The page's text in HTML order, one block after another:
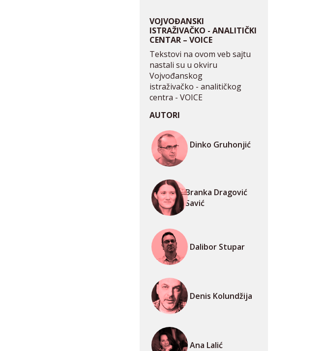
VOJVOĐANSKI
ISTRAŽIVAČKO - ANALITIČKI
CENTAR – VOICE
Tekstovi na ovom veb sajtu
nastali su u okviru
Vojvođanskog
istraživačko - analitičkog
centra - VOICE
AUTORI
Dinko Gruhonjić
Branka Dragović
Savić
Dalibor Stupar
Denis Kolundžija
Ana Lalić